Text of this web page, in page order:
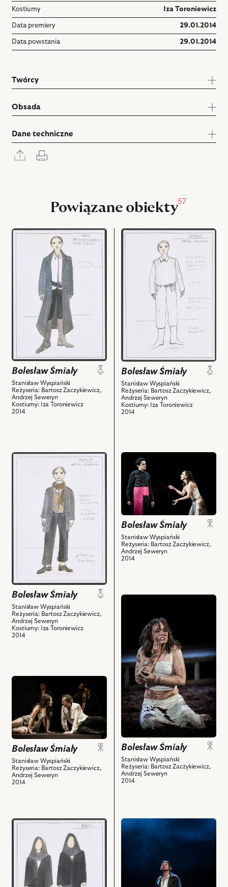
Kostiumy Iza Toroniewicz
Data premiery 29.01.2014
Data powstania 29.01.2014
Twórcy
Obsada
Dane techniczne
Rozwiń
panel
Powiązane obiekty57
przejdź
Bolesław
Projekt:
kostium
powiązanych
z
nim
obiektów
Bolesław Śmiały
Stanisław Wyspiański
Reżyseria: Bartosz Zaczykiewicz,
Andrzej Seweryn
Kostiumy: Iza Toroniewicz
2014
przejdź
Bolesław
Śmiały,
Projekt:
Śmierć
powiązanych
nim
obiektów
Bolesław Śmiały
Stanisław Wyspiański
Reżyseria: Bartosz Zaczykiewicz,
Andrzej Seweryn
Kostiumy: Iza Toroniewicz
2014
przejdź
Projekt:
kostium
powiązanych
z
nim
obiektów
Bolesław Śmiały
Stanisław Wyspiański
Reżyseria: Bartosz Zaczykiewicz,
Andrzej Seweryn
Kostiumy: Iza Toroniewicz
2014
przejdź
obiektu
Bolesław
Śmiały,
Na
zdjęciu:
Krystian
Modzelewski
–
powiązanych
nim
obiektów
Bolesław Śmiały
Stanisław Wyspiański
Reżyseria: Bartosz Zaczykiewicz,
Andrzej Seweryn
2014
przejdź
obiektu
Bolesław
Śmiały,
Na
zdjęciu:
Lidia
Sadowa
–
Krasawica
powiązanych
z
nim
obiektów
Bolesław Śmiały
Stanisław Wyspiański
Reżyseria: Bartosz Zaczykiewicz,
Andrzej Seweryn
2014
przejdź
obiektu
Bolesław
Śmiały,
Na
zdjęciu:
Aleksandra
Radwan
–
powiązanych
Bolesław Śmiały
Stanisław Wyspiański
Reżyseria: Bartosz Zaczykiewicz,
Andrzej Seweryn
2014
przejdź
obiektu
Bolesław
Śmiały,
Projekt:
przejdź
do
Bolesław